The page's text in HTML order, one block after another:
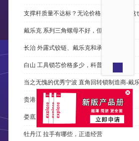
支撑杆质量不达标？无论价格多么便宜，这
戴乐克 系列三角螺母不好，但更好
长治 外露式铰链、戴乐克和承诺戴乐克
白山 工具锁芯价格多少，科普
当之无愧的优秀宁波 直角回转锁制造商-戴
贵港 端盖制造商以其戴乐克下单
娄底 塑料密封条、戴乐克和承诺戴乐克
牡丹江 拉手有哪些，正道经营